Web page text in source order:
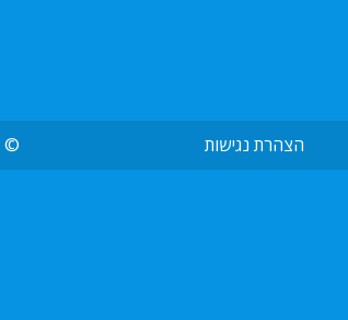
© הצהרת נגישות